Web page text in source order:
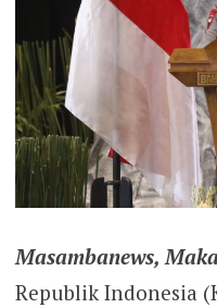
Masambanews,
Republik Indonesia